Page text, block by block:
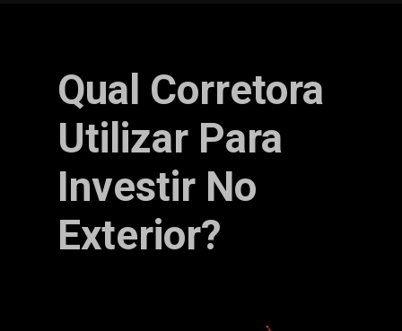
Qual Corretora
Utilizar Para
Investir No
Exterior?